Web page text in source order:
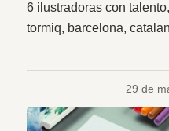
6 ilustradoras con
tormiq, barcelona,
29 de